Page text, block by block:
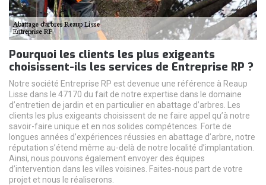
Pourquoi les clients les plus exigeants
choisissent-ils les services de Entreprise RP ?
Notre société Entreprise RP est devenue une référence à Reaup
Lisse dans le 47170 du fait de notre expertise dans le domaine
d’entretien de jardin et en particulier en abattage d’arbres. Les
clients les plus exigeants choisissent de ne faire appel qu’à notre
savoir-faire unique et en nos solides compétences. Forte de
longues années d’expériences réussies en abattage d’arbre, notre
réputation s’étend même au-delà de notre localité d’implantation.
Ainsi, nous pouvons également envoyer des équipes
d’intervention dans les villes voisines. Faites-nous part de votre
projet et nous le réaliserons.